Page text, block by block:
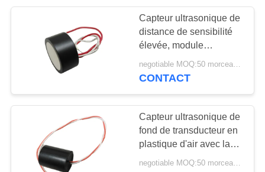
Tube
piézoélectrique
23
Capteur ultrasonique de
distance de sensibilité
élevée, module
ultrasonique de la
distance 112KHz
negotiable MOQ:50 morceaux/morceaux
CONTACT
Capteur ultrasonique de
fond de transducteur en
plastique d'air avec la
certification d'OIN 9001
negotiable MOQ:50 morceaux/morceaux